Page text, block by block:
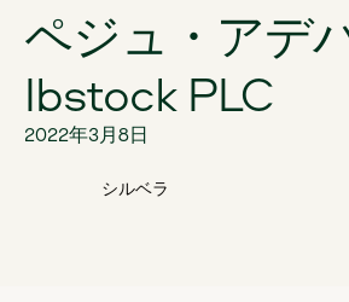
ペジュ・アデ
Ibstock PLC
2022年3月8日
シルベラ